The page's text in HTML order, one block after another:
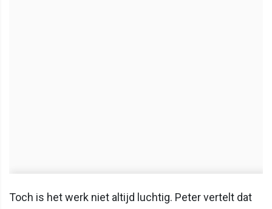
Toch is het werk niet altijd luchtig. Peter vertelt dat